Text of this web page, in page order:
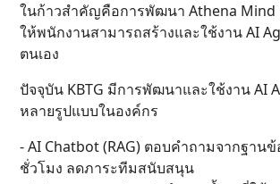
ในก้าวสำคัญคือการพัฒนา Athena Mind
ให้พนักงานสามารถสร้างและใช้งาน AI
ตนเอง
ปัจจุบัน KBTG มีการพัฒนาและใช้งาน AI
หลายรูปแบบในองค์กร
- AI Chatbot (RAG) ตอบคำถามจากฐาน
ชั่วโมง ลดภาระทีมสนับสนุน